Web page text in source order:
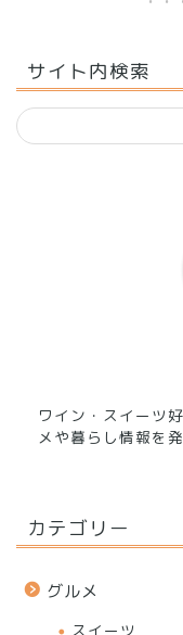
サイト内検索
ワイン・スイーツ
メや暮らし情報を
カテゴリー
グルメ
スイーツ